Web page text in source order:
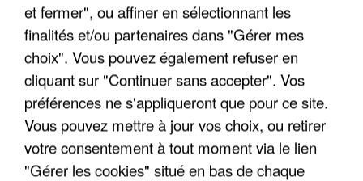
et fermer", ou affiner en sélectionnant les
finalités et/ou partenaires dans "Gérer mes
choix". Vous pouvez également refuser en
cliquant sur "Continuer sans accepter". Vos
préférences ne s'appliqueront que pour ce site.
Vous pouvez mettre à jour vos choix, ou retirer
votre consentement à tout moment via le lien
"Gérer les cookies" situé en bas de chaque